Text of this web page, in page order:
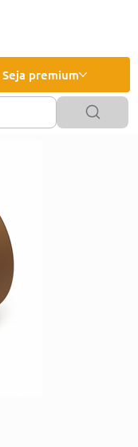
Seja premium